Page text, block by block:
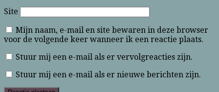
Site
Mijn naam, e-mail en site bewaren in deze browser
voor de volgende keer wanneer ik een reactie plaats.
Stuur mij een e-mail als er vervolgreacties zijn.
Stuur mij een e-mail als er nieuwe berichten zijn.